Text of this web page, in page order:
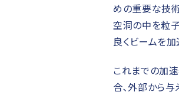
めの重要な技
空洞の中を粒
良くビームを
これまでの加
合､外部から